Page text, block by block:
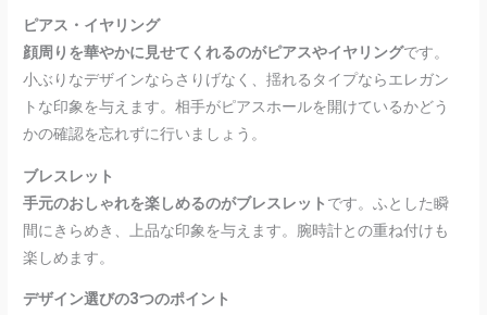
ピアス・イヤリング
顔周りを華やかに見せてくれるのがピアスやイヤリングです。
小ぶりなデザインならさりげなく、揺れるタイプならエレガン
トな印象を与えます。相手がピアスホールを開けているかどう
かの確認を忘れずに行いましょう。
ブレスレット
手元のおしゃれを楽しめるのがブレスレット です。ふとした瞬
間にきらめき、上品な印象を与えます。腕時計との重ね付けも
楽しめます。
デザイン選びの3つのポイント